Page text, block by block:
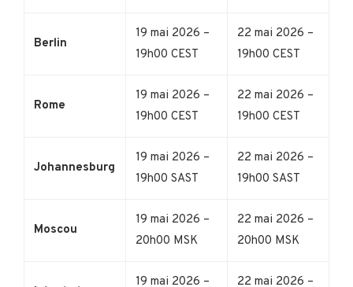
Berlin
19 mai 2026 –
19h00 CEST
22 mai 2026 –
19h00 CEST
Rome
19 mai 2026 –
19h00 CEST
22 mai 2026 –
19h00 CEST
Johannesburg
19 mai 2026 –
19h00 SAST
22 mai 2026 –
19h00 SAST
Moscou
19 mai 2026 –
20h00 MSK
22 mai 2026 –
20h00 MSK
19 mai 2026 – 22 mai 2026 –